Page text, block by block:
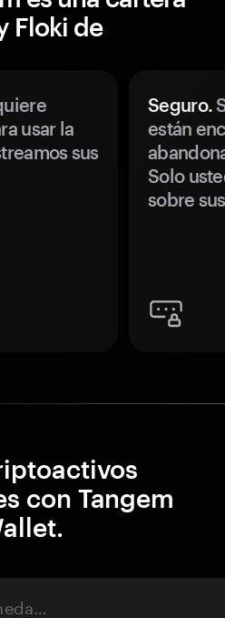
Floki de
usar la
sus
Seguro.
están
Solo
sobre
con Tangem